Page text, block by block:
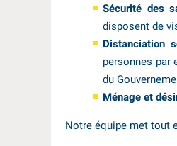
Sécurité des
disposent de
Distanciation
personnes par
du
Ménage et
Notre équipe met tout